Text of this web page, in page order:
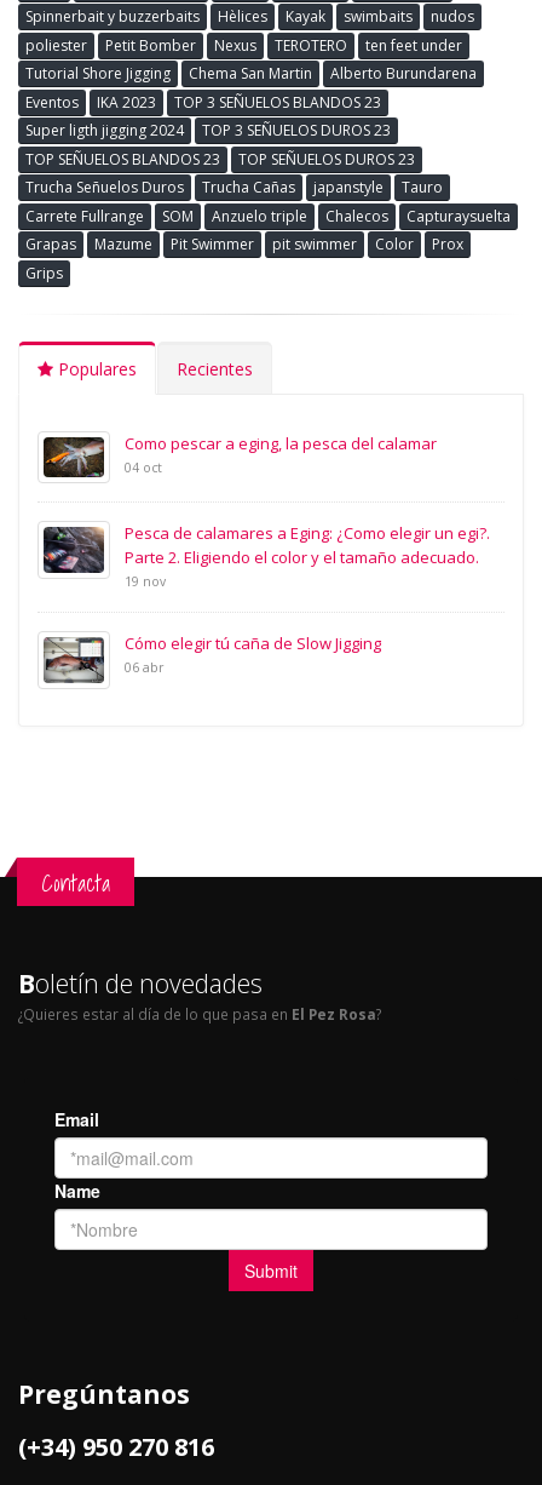
Spinnerbait y buzzerbaits
Hèlices Kayak swimbaits
nudos
poliester
Petit Bomber Nexus TEROTERO
ten feet under
Tutorial Shore Jigging
Chema San Martin
Alberto Burundarena
Eventos
IKA 2023
TOP 3 SEÑUELOS BLANDOS 23
Super ligth jigging 2024
TOP 3 SEÑUELOS DUROS 23
TOP SEÑUELOS BLANDOS 23
TOP SEÑUELOS DUROS 23
Trucha Señuelos Duros
Trucha Cañas japanstyle
Tauro
Carrete Fullrange
SOM Anzuelo triple Chalecos
Capturaysuelta
Grapas
Mazume Pit Swimmer pit swimmer Color
Prox
Grips
Populares Recientes
Como pescar a eging, la pesca del calamar
04 oct
Pesca de calamares a Eging: ¿Como elegir un egi?.
Parte 2. Eligiendo el color y el tamaño adecuado.
19 nov
Cómo elegir tú caña de Slow Jigging
06 abr
Contacta
Boletín de novedades
¿Quieres estar al día de lo que pasa en El Pez Rosa?
Pregúntanos
(+34) 950 270 816